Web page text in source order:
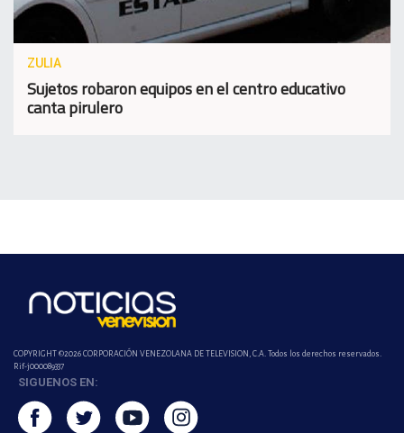
ZULIA
Sujetos robaron equipos en el centro educativo
canta pirulero
COPYRIGHT ©2026 CORPORACIÓN VENEZOLANA DE TELEVISION, C.A. Todos los derechos reservados.
Rif-j000089337
SIGUENOS EN: